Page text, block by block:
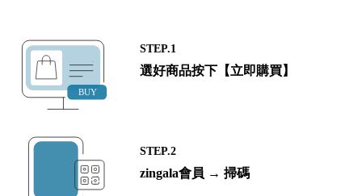
STEP.1
選好商品按下【立即購買】
STEP.2
zingala會員 → 掃碼